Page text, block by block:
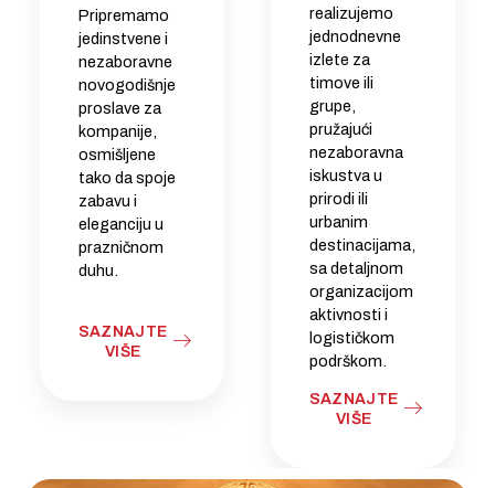
Pripremamo
jedinstvene i
nezaboravne
novogodišnje
proslave za
kompanije,
osmišljene
tako da spoje
zabavu i
eleganciju u
prazničnom
duhu.
SAZNAJTE
VIŠE
realizujemo
jednodnevne
izlete za
timove ili
grupe,
pružajući
nezaboravna
iskustva u
prirodi ili
urbanim
destinacijama,
sa detaljnom
organizacijom
aktivnosti i
logističkom
podrškom.
SAZNAJTE
VIŠE